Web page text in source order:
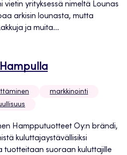
vietin yrityksessä nimeltä Lounas
arkisin lounasta, mutta
ja muita...
markkinointi
Hampputuotteet Oy:n brändi,
kuluttajaystävällisiksi
tuotteitaan suoraan kuluttajille